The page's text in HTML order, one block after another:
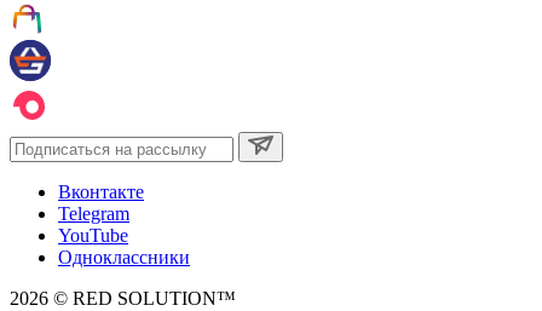
Вконтакте
Telegram
YouTube
Одноклассники
2026 © RED SOLUTION™